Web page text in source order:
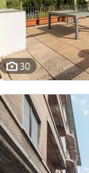
30